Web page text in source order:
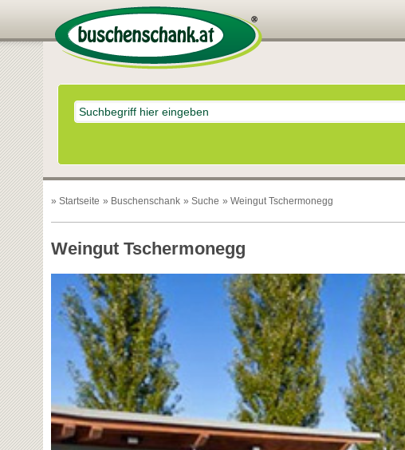
» Startseite » Buschenschank » Suche » Weingut Tschermonegg
Weingut Tschermonegg